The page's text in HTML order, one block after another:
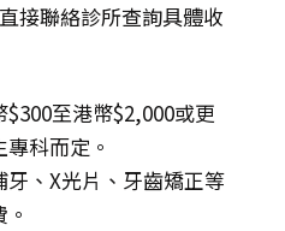
接聯絡診所查詢具體收
至港幣$2,000或更
科而定。
、X光片、牙齒矯正等